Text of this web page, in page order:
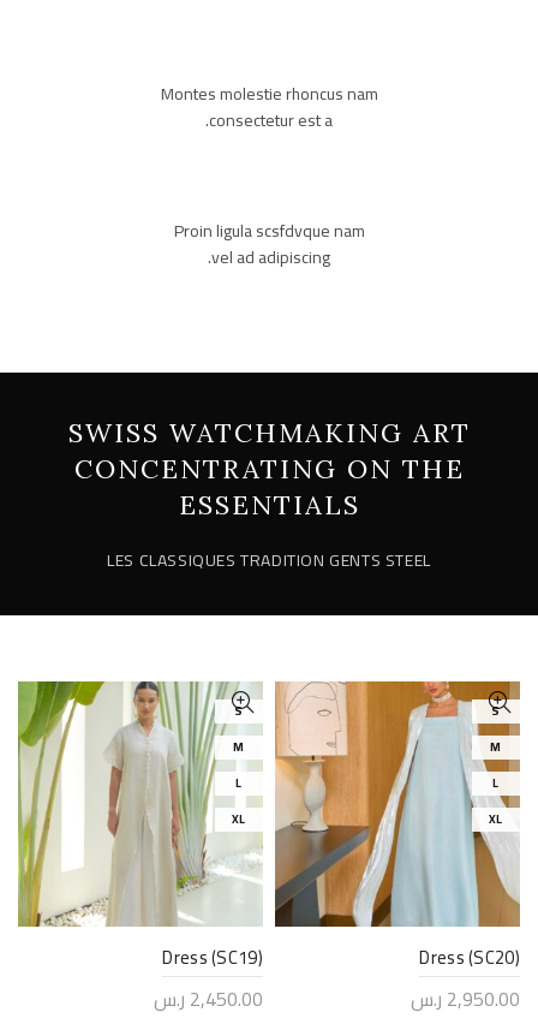
Montes molestie rhoncus nam
consectetur est a.
Proin ligula scsfdvque nam
vel ad adipiscing.
SWISS WATCHMAKING ART
CONCENTRATING ON THE
ESSENTIALS
LES CLASSIQUES TRADITION GENTS STEEL
S
M
L
XL
Dress (SC20)
2,950.00 ر.س
S
M
L
XL
Dress (SC19)
2,450.00 ر.س